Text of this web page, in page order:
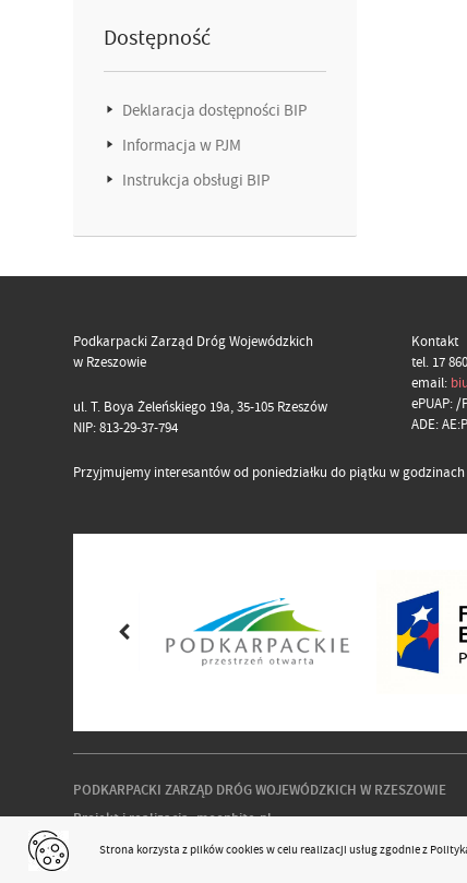
Dostępność
Deklaracja dostępności BIP
Informacja w PJM
Instrukcja obsługi BIP
Podkarpacki Zarząd Dróg Wojewódzkich
w Rzeszowie
ul. T. Boya Żeleńskiego 19a, 35-105 Rzeszów
NIP: 813-29-37-794
Kontakt
tel. 17
email:
ePUAP: /
ADE:
Przyjmujemy interesantów od poniedziałku do piątku w godzinach
PODKARPACKI ZARZĄD DRÓG WOJEWÓDZKICH W RZESZOWIE
Projekt i realizacja:moonbite.pl
responsivevoice.org
Strona korzysta z plikówcookiesw celu realizacji usług zgodnie z